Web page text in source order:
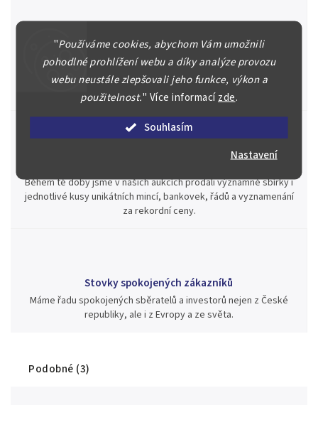
"Používáme cookies, abychom Vám umožnili
pohodlné prohlížení webu a díky analýze provozu
webu neustále zlepšovali jeho funkce, výkon a
použitelnost." Více informacízde.
Souhlasím
Nastavení
Špičkové služby za nejlepší ceny
Náš kolektiv specialistů a znalců se Vám bude plně věnovat.
Posoudíme kvalitu a pravost Vašeho materiálu, prodáme v naší
aukci nebo Vám poradíme kam investovat.
Jsme zde pro Vás nepřetržitě již od roku 2000
Během té doby jsme v našich aukcích prodali významné sbírky i
jednotlivé kusy unikátních mincí, bankovek, řádů a vyznamenání
za rekordní ceny.
Stovky spokojených zákazníků
Máme řadu spokojených sběratelů a investorů nejen z České
republiky, ale i z Evropy a ze světa.
Podobné (3)